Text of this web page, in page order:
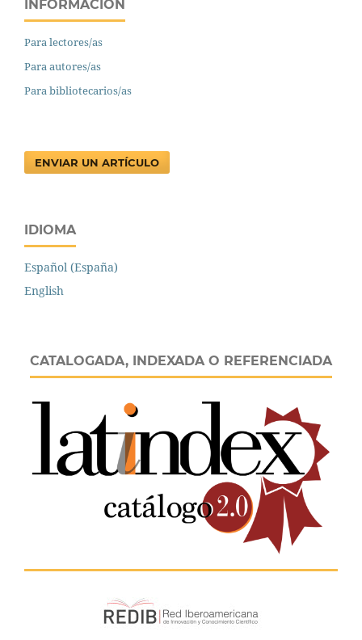
INFORMACIÓN
Para lectores/as
Para autores/as
Para bibliotecarios/as
ENVIAR UN ARTÍCULO
IDIOMA
Español (España)
English
CATALOGADA, INDEXADA O REFERENCIADA